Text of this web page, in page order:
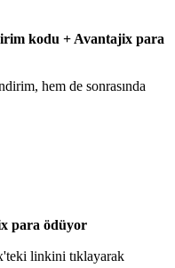
kodu + Avantajix para
hem de sonrasında
para ödüyor
linkini tıklayarak